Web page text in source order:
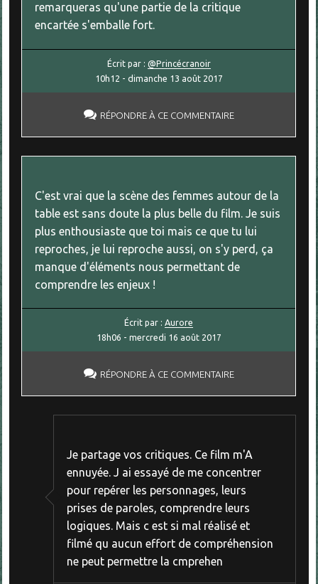
remarqueras qu'une partie de la critique
encartée s'emballe fort.
Écrit par : @Princécranoir
10h12 - dimanche 13 août 2017
RÉPONDRE À CE COMMENTAIRE
C'est vrai que la scène des femmes autour de la
table est sans doute la plus belle du film. Je suis
plus enthousiaste que toi mais ce que tu lui
reproches, je lui reproche aussi, on s'y perd, ça
manque d'éléments nous permettant de
comprendre les enjeux !
Écrit par :Aurore
18h06 - mercredi 16 août 2017
RÉPONDRE À CE COMMENTAIRE
Je partage vos critiques. Ce film m'A
ennuyée. J ai essayé de me concentrer
pour repérer les personnages, leurs
prises de paroles, comprendre leurs
logiques. Mais c est si mal réalisé et
filmé qu aucun effort de compréhension
ne peut permettre la cmprehen